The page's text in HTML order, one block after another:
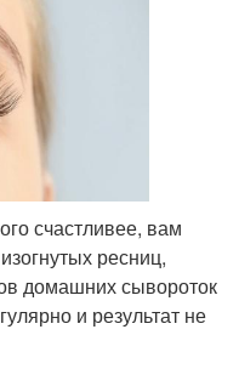
счастливее, вам
ресниц,
домашних сывороток
и результат не